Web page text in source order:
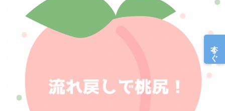
今すぐ予約